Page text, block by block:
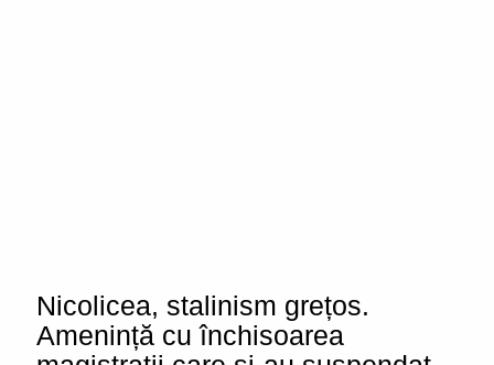
Nicolicea, stalinism grețos.
Amenință cu închisoarea